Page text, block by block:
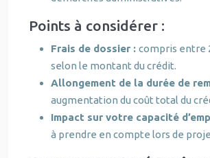
Points à considérer :
Frais de dossier : compris entre
selon le montant du crédit.
Allongement de la durée de
augmentation du coût total du
Impact sur votre capacité
à prendre en compte lors de